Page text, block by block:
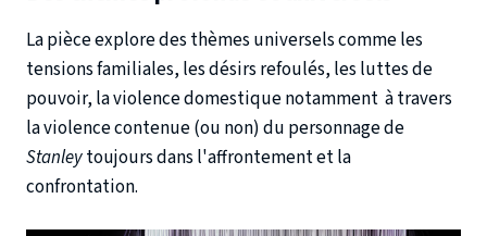
La pièce explore des thèmes universels comme les
tensions familiales, les désirs refoulés, les luttes de
pouvoir, la violence domestique notamment à travers
la violence contenue (ou non) du personnage de
Stanleytoujours dans l'affrontement et la
confrontation.